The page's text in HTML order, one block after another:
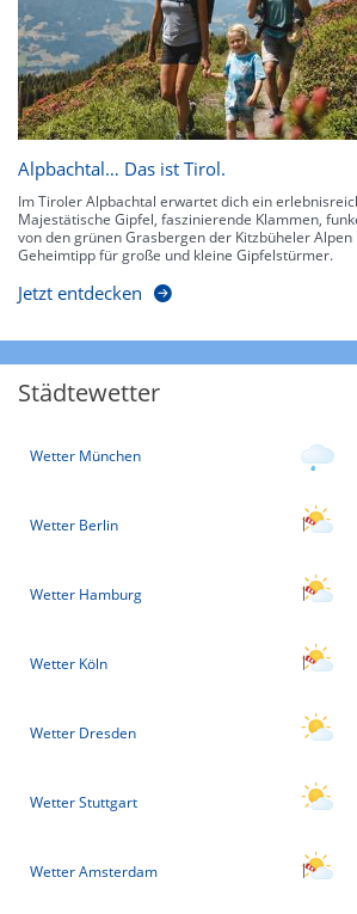
Alpbachtal… Das ist Tirol.
Im Tiroler Alpbachtal erwartet dich ein
Majestätische Gipfel, faszinierende Klammen,
von den grünen Grasbergen der Kitzbüheler
Geheimtipp für große und kleine Gipfelstürmer.
Jetzt entdecken
Städtewetter
Wetter München
Wetter Berlin
Wetter Hamburg
Wetter Köln
Wetter Dresden
Wetter Stuttgart
Wetter Amsterdam